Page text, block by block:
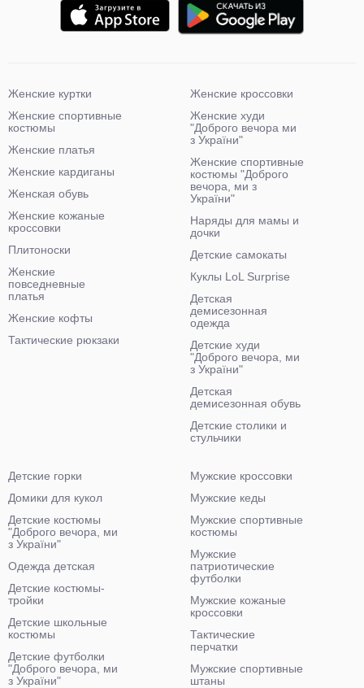
Женские куртки
Женские спортивные
костюмы
Женские платья
Женские кардиганы
Женская обувь
Женские кожаные
кроссовки
Плитоноски
Женские
повседневные
платья
Женские кофты
Тактические рюкзаки
Женские кроссовки
Женские худи
"Доброго вечора ми
з України"
Женские спортивные
костюмы "Доброго
вечора, ми з
України"
Наряды для мамы и
дочки
Детские самокаты
Куклы LoL Surprise
Детская
демисезонная
одежда
Детские худи
"Доброго вечора, ми
з України"
Детская
демисезонная обувь
Детские столики и
стульчики
Детские горки
Домики для кукол
Детские костюмы
"Доброго вечора, ми
з України"
Одежда детская
Детские костюмы-
тройки
Детские школьные
костюмы
Детские футболки
"Доброго вечора, ми
з України"
Мужские кроссовки
Мужские кеды
Мужские спортивные
костюмы
Мужские
патриотические
футболки
Мужские кожаные
кроссовки
Тактические
перчатки
Мужские спортивные
штаны